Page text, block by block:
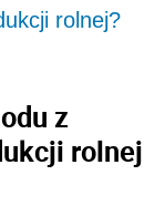
rolnej?
z
rolnej